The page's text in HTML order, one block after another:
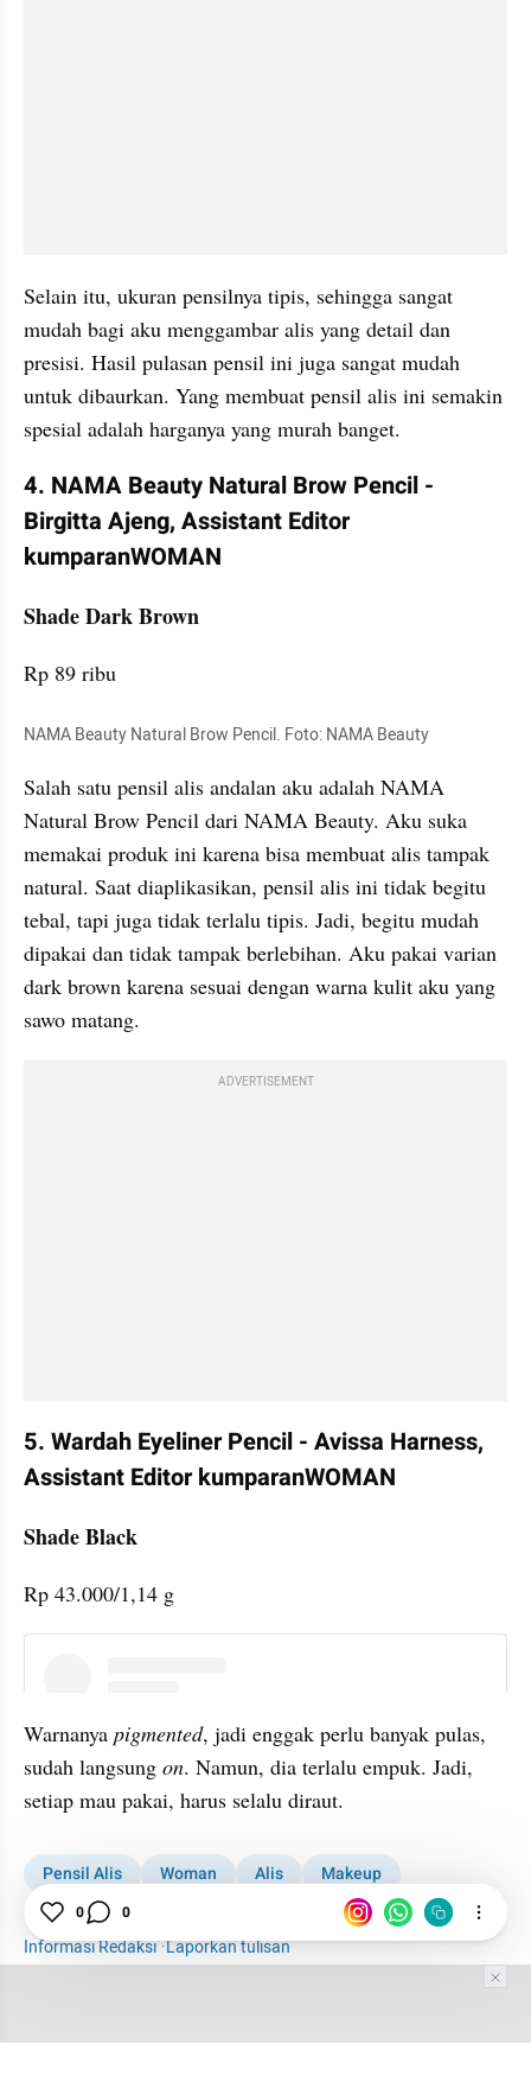
Selain itu, ukuran pensilnya tipis, sehingga sangat
mudah bagi aku menggambar alis yang detail dan
presisi. Hasil pulasan pensil ini juga sangat mudah
untuk dibaurkan. Yang membuat pensil alis ini semakin
spesial adalah harganya yang murah banget.
4. NAMA Beauty Natural Brow Pencil -
Birgitta Ajeng, Assistant Editor
kumparanWOMAN
Shade Dark Brown
Rp 89 ribu
NAMA Beauty Natural Brow Pencil. Foto: NAMA Beauty
Salah satu pensil alis andalan aku adalah NAMA
Natural Brow Pencil dari NAMA Beauty. Aku suka
memakai produk ini karena bisa membuat alis tampak
natural. Saat diaplikasikan, pensil alis ini tidak begitu
tebal, tapi juga tidak terlalu tipis. Jadi, begitu mudah
dipakai dan tidak tampak berlebihan. Aku pakai varian
dark brown karena sesuai dengan warna kulit aku yang
sawo matang.
ADVERTISEMENT
5. Wardah Eyeliner Pencil - Avissa Harness,
Assistant Editor kumparanWOMAN
Shade Black
Rp 43.000/1,14 g
Warnanya pigmented, jadi enggak perlu banyak pulas,
sudah langsung on. Namun, dia terlalu empuk. Jadi,
setiap mau pakai, harus selalu diraut.
Pensil Alis Woman Alis
Makeup
Beauty Club
Informasi Redaksi·Laporkan tulisan
0 0